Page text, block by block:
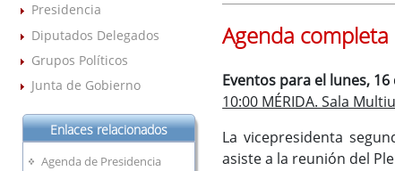
Presidencia
Diputados Delegados
Grupos Políticos
Junta de Gobierno
Enlaces relacionados
Agenda de Presidencia
Agenda completa
Eventos para el lunes,
10:00 MÉRIDA. Sala
La vicepresidenta
asiste a la reunión del